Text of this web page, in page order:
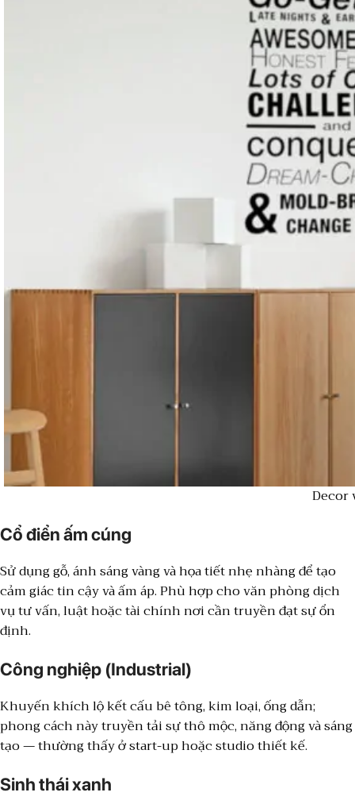
Decor
Cổ điển ấm cúng
Sử dụng gỗ, ánh sáng vàng và họa tiết nhẹ nhàng để tạo
cảm giác tin cậy và ấm áp. Phù hợp cho văn phòng dịch
vụ tư vấn, luật hoặc tài chính nơi cần truyền đạt sự ổn
định.
Công nghiệp (Industrial)
Khuyến khích lộ kết cấu bê tông, kim loại, ống dẫn;
phong cách này truyền tải sự thô mộc, năng động và sáng
tạo — thường thấy ở start-up hoặc studio thiết kế.
Sinh thái xanh